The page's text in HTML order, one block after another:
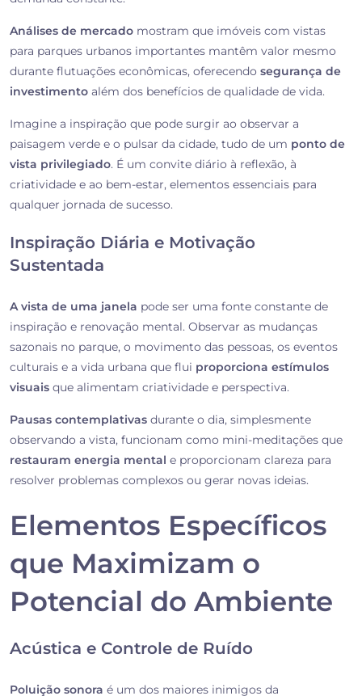
Análises de mercado mostram que imóveis com vistas
para parques urbanos importantes mantêm valor mesmo
durante flutuações econômicas, oferecendo segurança de
investimento além dos benefícios de qualidade de vida.
Imagine a inspiração que pode surgir ao observar a
paisagem verde e o pulsar da cidade, tudo de um ponto de
vista privilegiado. É um convite diário à reflexão, à
criatividade e ao bem-estar, elementos essenciais para
qualquer jornada de sucesso.
Inspiração Diária e Motivação
Sustentada
A vista de uma janela pode ser uma fonte constante de
inspiração e renovação mental. Observar as mudanças
sazonais no parque, o movimento das pessoas, os eventos
culturais e a vida urbana que flui proporciona estímulos
visuais que alimentam criatividade e perspectiva.
Pausas contemplativas durante o dia, simplesmente
observando a vista, funcionam como mini-meditações que
restauram energia mental e proporcionam clareza para
resolver problemas complexos ou gerar novas ideias.
Elementos Específicos
que Maximizam o
Potencial do Ambiente
Acústica e Controle de Ruído
Poluição sonora é um dos maiores inimigos da